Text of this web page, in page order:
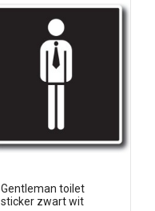
Gentleman toilet
sticker zwart wit